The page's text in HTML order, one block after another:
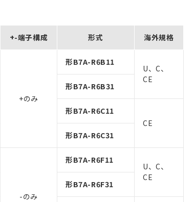
+-端子構成 形式 海外規格
+のみ
形B7A-R6B11
U、C、
CE
形B7A-R6B31
形B7A-R6C11
CE
形B7A-R6C31
-のみ
形B7A-R6F11
U、C、
CE
形B7A-R6F31